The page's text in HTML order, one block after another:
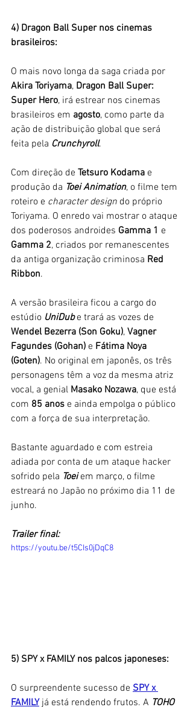
4) Dragon Ball Super nos cinemas
brasileiros:
O mais novo longa da saga criada por
Akira Toriyama, Dragon Ball Super:
Super Hero, irá estrear nos cinemas
brasileiros em agosto, como parte da
ação de distribuição global que será
feita pela Crunchyroll.
Com direção de Tetsuro Kodama e
produção da Toei Animation, o filme tem
roteiro e character design do próprio
Toriyama. O enredo vai mostrar o ataque
dos poderosos androides Gamma 1 e
Gamma 2, criados por remanescentes
da antiga organização criminosa Red
Ribbon.
A versão brasileira ficou a cargo do
estúdio UniDub e trará as vozes de
Wendel Bezerra (Son Goku), Vagner
Fagundes (Gohan) e Fátima Noya
(Goten). No original em japonês, os três
personagens têm a voz da mesma atriz
vocal, a genial Masako Nozawa, que está
com 85 anos e ainda empolga o público
com a força de sua interpretação.
Bastante aguardado e com estreia
adiada por conta de um ataque hacker
sofrido pela Toei em março, o filme
estreará no Japão no próximo dia 11 de
junho.
Trailer final:
https://youtu.be/t5CIs0jDqC8
5) SPY x FAMILY nos palcos japoneses:
O surpreendente sucesso de SPY x
FAMILY já está rendendo frutos. A TOHO